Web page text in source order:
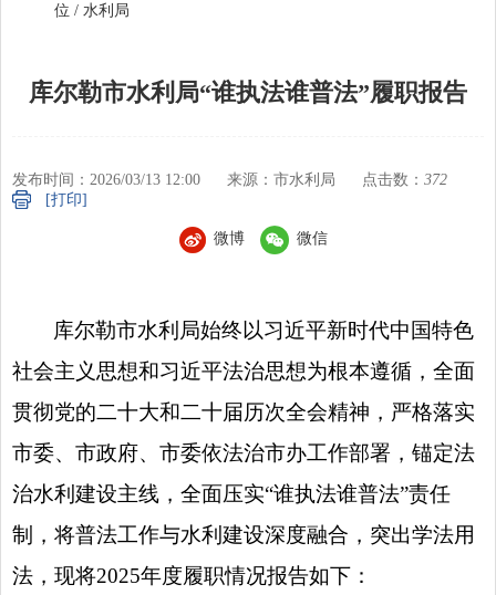
位 / 水利局
库尔勒市水利局“谁执法谁普法”履职报告
发布时间：2026/03/13 12:00 来源：市水利局 点击数： 372
[打印]
微博 微信
库尔勒市水利局始终以习近平新时代中国特色
社会主义思想和习近平法治思想为根本遵循， 全面
贯彻党的二十大和二十届历次全会精神 ，严格落实
市委、市政府、市委依法治市办工作部署，锚定法
治水利建设主线，全面压实“谁执法谁普法”责任
制，将普法工作与水利建设深度融合，突出学法用
法，现将2025年度履职情况报告如下：